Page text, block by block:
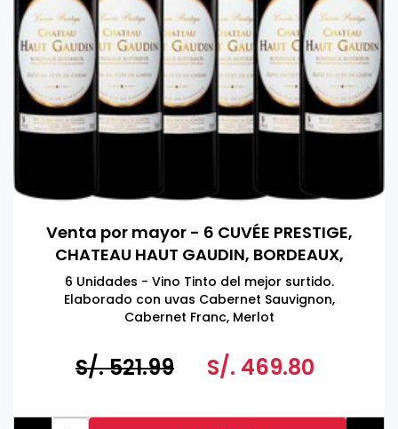
Venta por mayor - 6 CUVÉE PRESTIGE,
CHATEAU HAUT GAUDIN, BORDEAUX,
FRANCIA 750 ML
6 Unidades - Vino Tinto del mejor surtido.
Elaborado con uvas Cabernet Sauvignon,
Cabernet Franc, Merlot
S/. 521.99 S/. 469.80